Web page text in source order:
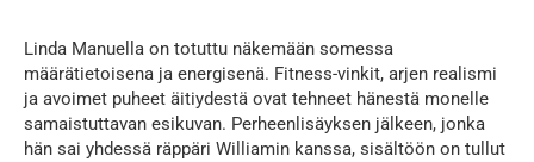
Linda Manuella on totuttu näkemään somessa
määrätietoisena ja energisenä. Fitness-vinkit, arjen realismi
ja avoimet puheet äitiydestä ovat tehneet hänestä monelle
samaistuttavan esikuvan. Perheenlisäyksen jälkeen, jonka
hän sai yhdessä räppäri Williamin kanssa, sisältöön on tullut